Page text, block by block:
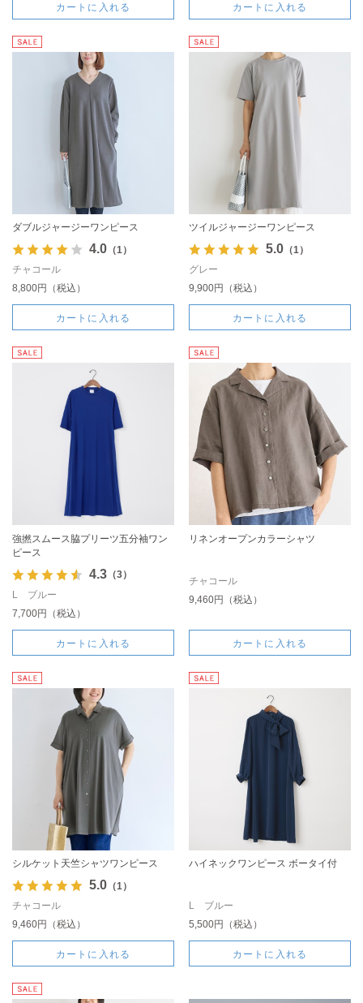
カートに入れる カートに入れる
ダブルジャージーワンピース
4.0（1）
チャコール
8,800円（税込）
カートに入れる
ツイルジャージーワンピース
5.0（1）
グレー
9,900円（税込）
カートに入れる
強撚スムース脇プリーツ五分袖ワン
ピース
4.3（3）
L ブルー
7,700円（税込）
カートに入れる
リネンオープンカラーシャツ
チャコール
9,460円（税込）
カートに入れる
シルケット天竺シャツワンピース
5.0（1）
チャコール
9,460円（税込）
カートに入れる
ハイネックワンピース ボータイ付
L ブルー
5,500円（税込）
カートに入れる